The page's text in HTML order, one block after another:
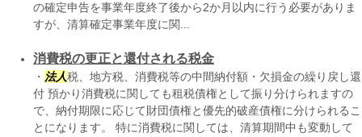
の確定申告を事業年度終了後から2か月以内に行う必要がありま
すが、清算確定事業年度に関...
消費税の更正と還付される税金
・ 法人税、地方税、消費税等の中間納付額・欠損金の繰り戻し還
付 預かり消費税に関しても租税債権として振り分けられますの
で、納付期限に応じて財団債権と優先的破産債権に分けられるこ
とになります。 特に消費税に関しては、清算期間中も変動して